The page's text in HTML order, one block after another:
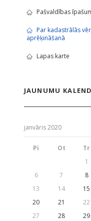
Pašvaldības
Par kadastrālās
aprēķināšanā
Lapas karte
JAUNUMU
janvāris 2020
Pi Ot Tr
1
6
7 8
13
14 15
20
21 22
27
28 29